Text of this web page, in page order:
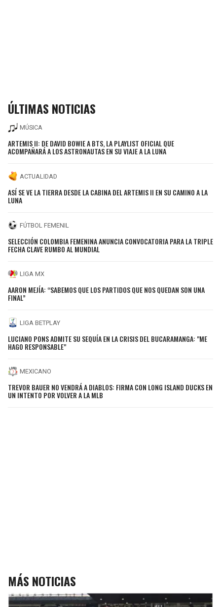
ÚLTIMAS NOTICIAS
MÚSICA
ARTEMIS II: DE DAVID BOWIE A BTS, LA PLAYLIST OFICIAL QUE
ACOMPAÑARÁ A LOS ASTRONAUTAS EN SU VIAJE A LA LUNA
ACTUALIDAD
ASÍ SE VE LA TIERRA DESDE LA CABINA DEL ARTEMIS II EN SU CAMINO A LA
LUNA
FÚTBOL FEMENIL
SELECCIÓN COLOMBIA FEMENINA ANUNCIA CONVOCATORIA PARA LA TRIPLE
FECHA CLAVE RUMBO AL MUNDIAL
LIGA MX
AARON MEJÍA: “SABEMOS QUE LOS PARTIDOS QUE NOS QUEDAN SON UNA
FINAL”
LIGA BETPLAY
LUCIANO PONS ADMITE SU SEQUÍA EN LA CRISIS DEL BUCARAMANGA: "ME
HAGO RESPONSABLE"
MEXICANO
TREVOR BAUER NO VENDRÁ A DIABLOS: FIRMA CON LONG ISLAND DUCKS EN
UN INTENTO POR VOLVER A LA MLB
MÁS NOTICIAS